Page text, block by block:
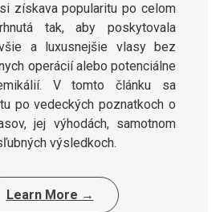
získava popularitu po celom
tak, aby poskytovala
a luxusnejšie vlasy bez
operácií alebo potenciálne
V tomto článku sa
po vedeckých poznatkoch o
jej výhodách, samotnom
výsledkoch.
Learn More →